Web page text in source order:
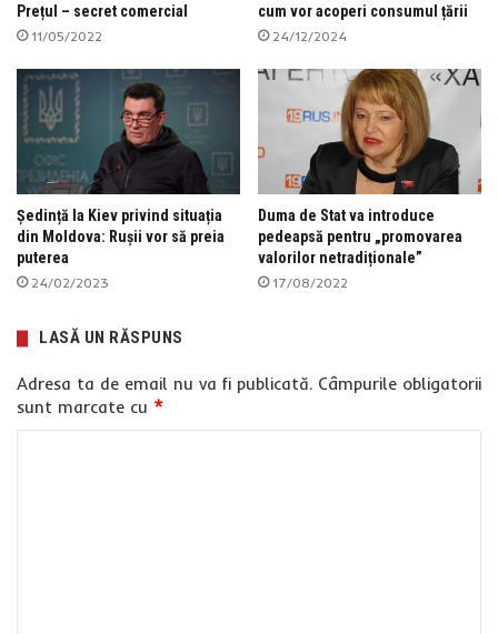
Prețul – secret comercial
11/05/2022
cum vor acoperi consumul țării
24/12/2024
Ședință la Kiev privind situația
din Moldova: Rușii vor să preia
puterea
24/02/2023
Duma de Stat va introduce
pedeapsă pentru „promovarea
valorilor netradiționale”
17/08/2022
LASĂ UN RĂSPUNS
Adresa ta de email nu va fi publicată. Câmpurile obligatorii
sunt marcate cu *